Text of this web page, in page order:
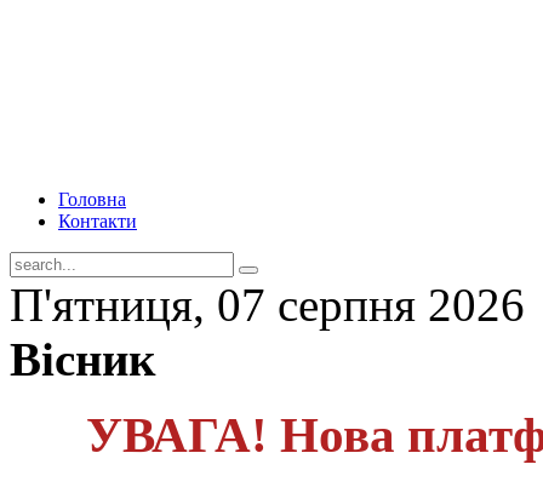
Головна
Контакти
П'ятниця, 07 серпня 2026
Вісник
УВАГА! Нова